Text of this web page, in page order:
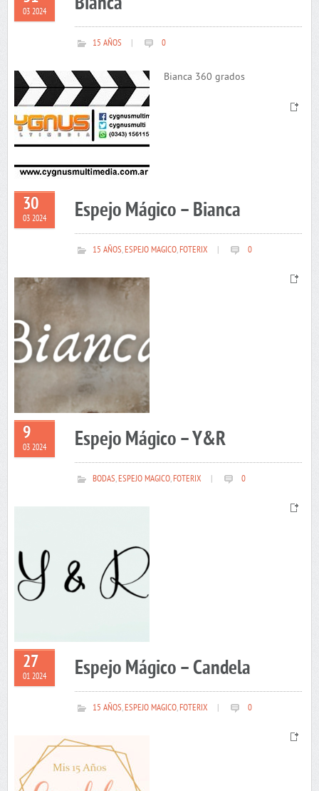
03 2024
15 AÑOS 0
Bianca 360 grados
30
03 2024 Espejo Mágico – Bianca
15 AÑOS,ESPEJO MAGICO,FOTERIX 0
9
03 2024 Espejo Mágico – Y&R
BODAS,ESPEJO MAGICO,FOTERIX 0
27
01 2024 Espejo Mágico – Candela
15 AÑOS,ESPEJO MAGICO,FOTERIX 0